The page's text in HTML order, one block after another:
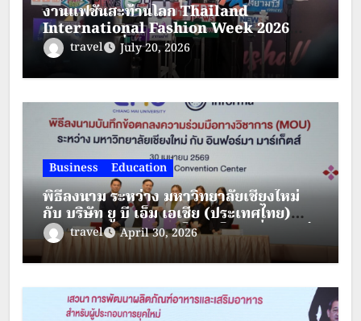
งานแฟชั่นสะท้านโลก Thailand
International Fashion Week 2026
(TIFW) วันที่ 21-23 สิงหาคม 2569 ณ
โรงแรมใบหยกสกาย
travel July 20, 2026
Business Education
พิธีลงนาม ระหว่าง มหาวิทยาลัยเชียงใหม่
กับ บริษัท ยู บี เอ็ม เอเชีย (ประเทศไทย)
จำกัด และบริษัท แบงค็อค เอ็กซิบิชั่น เซอร์
วิสซิส จำกัด
travel April 30, 2026